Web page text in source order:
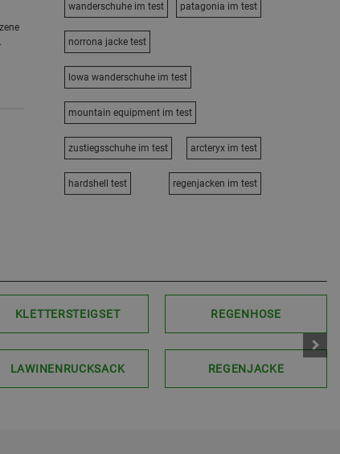
wanderschuhe im test patagonia im test
norrona jacke test
lowa wanderschuhe im test
mountain equipment im test
zustiegsschuhe im test arcteryx im test
hardshell test regenjacken im test
KLETTERSTEIGSET
LAWINENRUCKSACK
REGENHOSE
REGENJACKE